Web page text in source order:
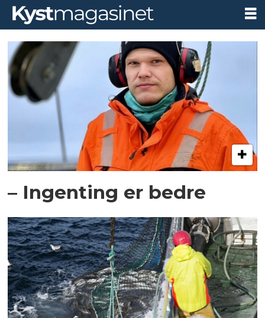
Tag:
snurrevad
– Ingenting er bedre